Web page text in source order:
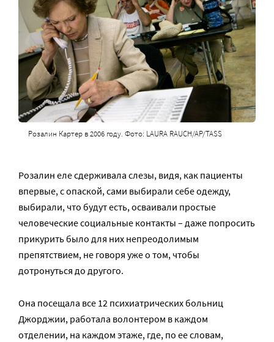
Розалин Картер в 2006 году. Фото: LAURA RAUCH/AP/TASS
Розалин еле сдерживала слезы, видя, как пациенты
впервые, с опаской, сами выбирали себе одежду,
выбирали, что будут есть, осваивали простые
человеческие социальные контакты – даже попросить
прикурить было для них непреодолимым
препятствием, не говоря уже о том, чтобы
дотронуться до другого.
Она посещала все 12 психиатрических больниц
Джорджии, работала волонтером в каждом
отделении, на каждом этаже, где, по ее словам,